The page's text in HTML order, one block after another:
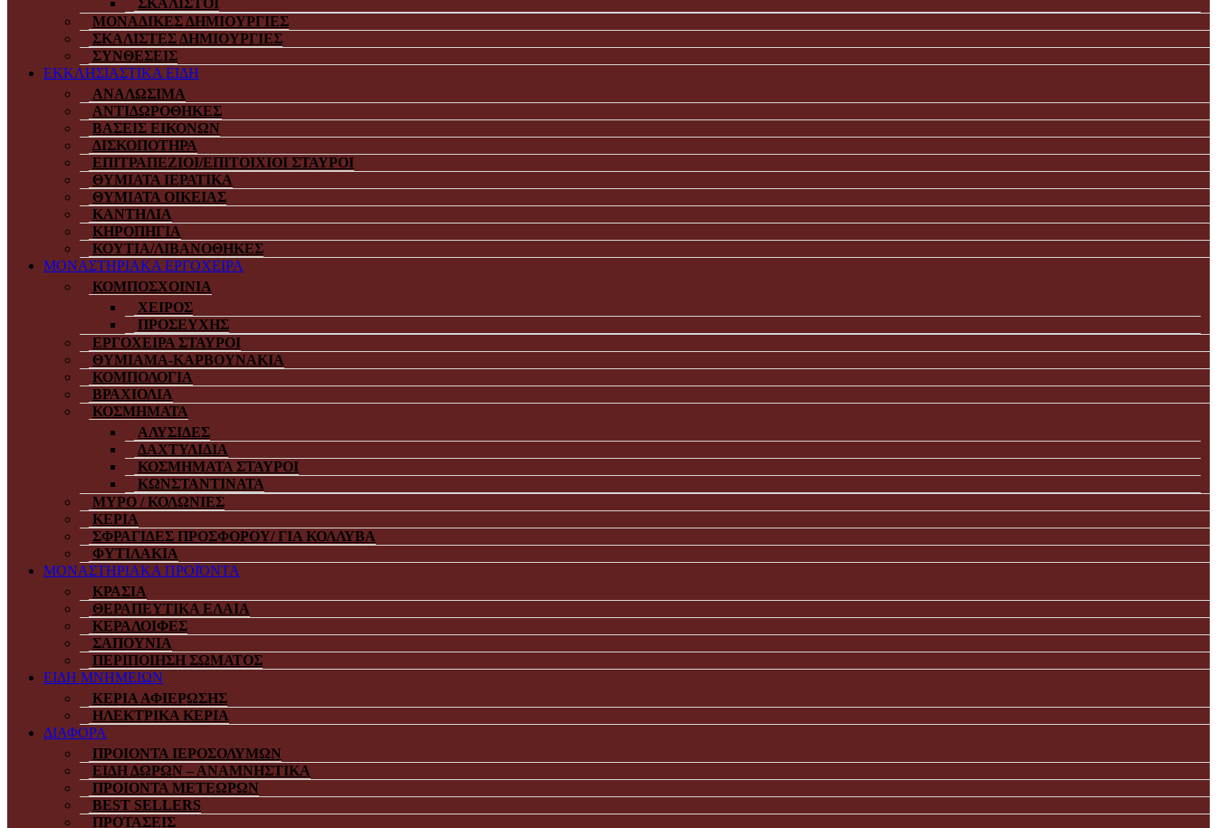
ΣΚΑΛΙΣΤΟΙ
ΜΟΝΑΔΙΚΕΣ ΔΗΜΙΟΥΡΓΙΕΣ
ΣΚΑΛΙΣΤΕΣ ΔΗΜΙΟΥΡΓΙΕΣ
ΣΥΝΘΕΣΕΙΣ
ΕΚΚΛΗΣΙΑΣΤΙΚΑ ΕΙΔΗ
ΑΝΑΛΩΣΙΜΑ
ΑΝΤΙΔΩΡΟΘΗΚΕΣ
ΒΑΣΕΙΣ ΕΙΚΟΝΩΝ
ΔΙΣΚΟΠΟΤΗΡΑ
ΕΠΙΤΡΑΠΕΖΙΟΙ/ΕΠΙΤΟΙΧΙΟΙ ΣΤΑΥΡΟΙ
ΘΥΜΙΑΤΑ ΙΕΡΑΤΙΚΑ
ΘΥΜΙΑΤΑ ΟΙΚΕΙΑΣ
ΚΑΝΤΗΛΙΑ
ΚΗΡΟΠΗΓΙΑ
ΚΟΥΤΙΑ/ΛΙΒΑΝΟΘΗΚΕΣ
ΜΟΝΑΣΤΗΡΙΑΚΑ ΕΡΓΟΧΕΙΡΑ
ΚΟΜΠΟΣΧΟΙΝΙΑ
ΧΕΙΡΟΣ
ΠΡΟΣΕΥΧΗΣ
ΕΡΓΟΧΕΙΡΑ ΣΤΑΥΡΟΙ
ΘΥΜΙΑΜΑ-ΚΑΡΒΟΥΝΑΚΙΑ
ΚΟΜΠΟΛΟΓΙΑ
ΒΡΑΧΙΟΛΙΑ
ΚΟΣΜΗΜΑΤΑ
ΑΛΥΣΙΔΕΣ
ΔΑΧΤΥΛΙΔΙΑ
ΚΟΣΜΗΜΑΤΑ ΣΤΑΥΡΟΙ
ΚΩΝΣΤΑΝΤΙΝΑΤΑ
ΜΥΡΟ / ΚΟΛΩΝΙΕΣ
ΚΕΡΙΑ
ΣΦΡΑΓΙΔΕΣ ΠΡΟΣΦΟΡΟΥ/ ΓΙΑ ΚΟΛΛΥΒΑ
ΦΥΤΙΛΑΚΙΑ
ΜΟΝΑΣΤΗΡΙΑΚΑ ΠΡΟΪΌΝΤΑ
ΚΡΑΣΙΑ
ΘΕΡΑΠΕΥΤΙΚΑ ΕΛΑΙΑ
ΚΕΡΑΛΟΙΦΕΣ
ΣΑΠΟΥΝΙΑ
ΠΕΡΙΠΟΙΗΣΗ ΣΩΜΑΤΟΣ
ΕΙΔΗ ΜΝΗΜΕΙΩΝ
ΚΕΡΙΑ ΑΦΙΕΡΩΣΗΣ
ΗΛΕΚΤΡΙΚΑ ΚΕΡΙΑ
ΔΙΑΦΟΡΑ
ΠΡΟΙΟΝΤΑ ΙΕΡΟΣΟΛΥΜΩΝ
ΕΙΔΗ ΔΩΡΩΝ – ΑΝΑΜΝΗΣΤΙΚΑ
ΠΡΟΙΟΝΤΑ ΜΕΤΕΩΡΩΝ
BEST SELLERS
ΠΡΟΤΑΣΕΙΣ